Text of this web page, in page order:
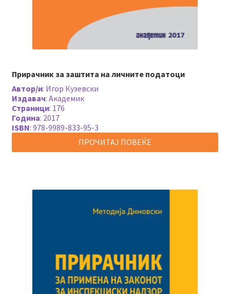
Прирачник за заштита на личните податоци
Автор/и: Игор Кузевски
Издавач: Академик
Страници: 176
Година: 2017
ISBN: 978-9989-833-95-3
ПРОЧИТАЈ ПОВЕЌЕ